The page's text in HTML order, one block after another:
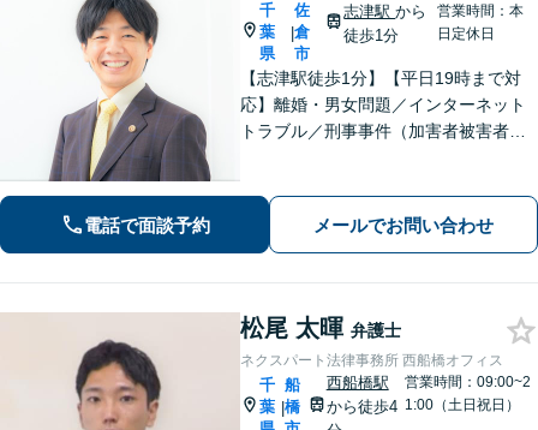
千
葉
県
|
佐
倉
市
志津駅から
徒歩1分
営業時間：本
日定休日
【志津駅徒歩1分】【平日19時まで対
応】離婚・男女問題／インターネット
トラブル／刑事事件（加害者被害者含
ご相談ください【zoom面談可】【全国
相談対応】
電話で面談予約 メールでお問い合わせ
松尾 太暉 弁護士
ネクスパート法律事務所 西船橋オフィス
千
葉 |
船
橋
西船橋駅
から徒歩4
営業時間：09:00~2
1:00（土日祝日）